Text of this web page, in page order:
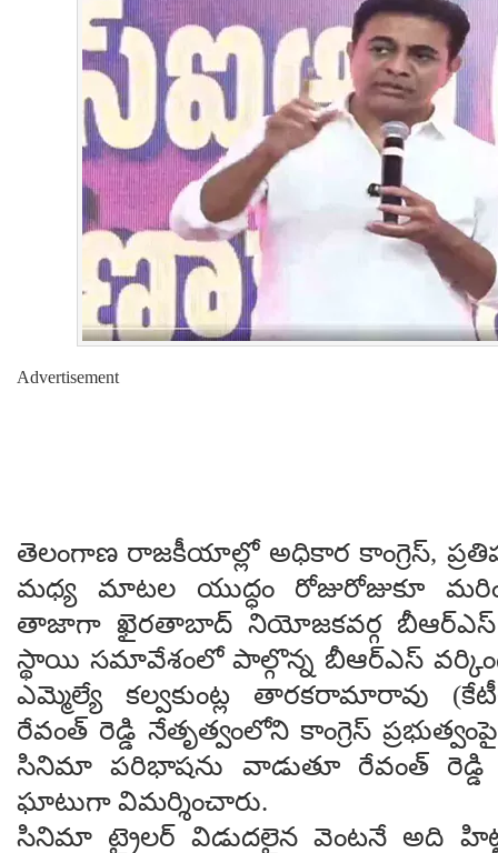
Advertisement
తెలంగాణ రాజకీయాల్లో అధికార కాంగ్రెస్,
మధ్య మాటల యుద్ధం రోజురోజుకూ
తాజాగా ఖైరతాబాద్ నియోజకవర్గ బీఆర్ఎస్
స్థాయి సమావేశంలో పాల్గొన్న బీఆర్ఎస్ వర్కింగ్
ఎమ్మెల్యే కల్వకుంట్ల తారకరామారావు
రేవంత్ రెడ్డి నేతృత్వంలోని కాంగ్రెస్
సినిమా పరిభాషను వాడుతూ రేవంత్ రెడ్డి
ఘాటుగా విమర్శించారు.
సినిమా ట్రైలర్ విడుదలైన వెంటనే అది